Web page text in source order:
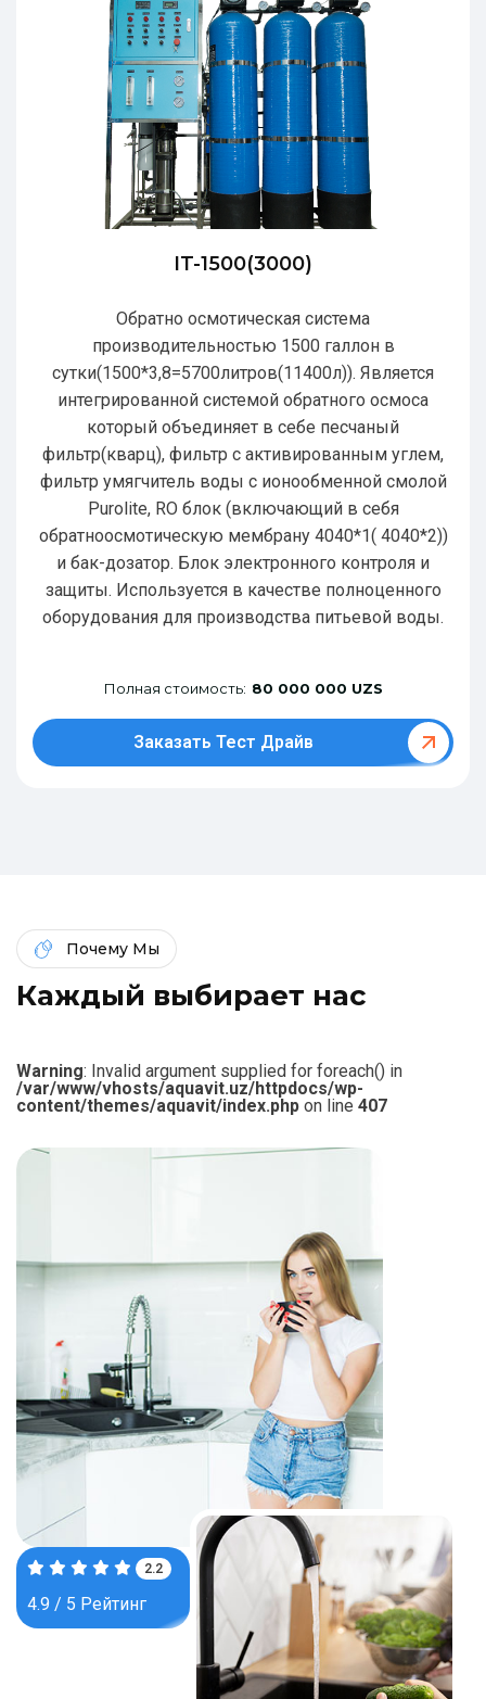
IT-1500(3000)
Обратно осмотическая система
производительностью 1500 галлон в
сутки(1500*3,8=5700литров(11400л)). Является
интегрированной системой обратного осмоса
который объединяет в себе песчаный
фильтр(кварц), фильтр с активированным углем,
фильтр умягчитель воды с ионообменной смолой
Purolite, RO блок (включающий в себя
обратноосмотическую мембрану 4040*1( 4040*2))
и бак-дозатор. Блок электронного контроля и
защиты. Используется в качестве полноценного
оборудования для производства питьевой воды.
Полная стоимость: 80 000 000 UZS
Заказать Тест Драйв
Почему Мы
Каждый выбирает нас
Warning: Invalid argument supplied for foreach() in
/var/www/vhosts/aquavit.uz/httpdocs/wp-
content/themes/aquavit/index.php on line 407
3.5
4.9 / 5 Рейтинг